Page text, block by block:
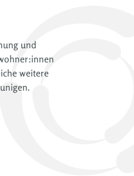
und
weitere